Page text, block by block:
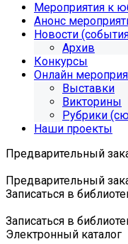
Мероприятия к
Анонс
Новости
Архив
Конкурсы
Онлайн
Выставки
Викторины
Рубрики
Наши проекты
Предварительный
Предварительный
Записаться в
Записаться в
Электронный каталог